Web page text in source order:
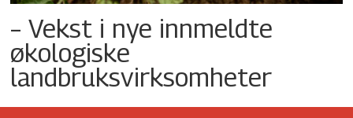
– Vekst i nye innmeldte
økologiske
landbruksvirksomheter